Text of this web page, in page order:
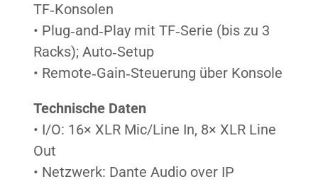
TF‑Konsolen
• Plug‑and‑Play mit TF‑Serie (bis zu 3
Racks); Auto‑Setup
• Remote‑Gain‑Steuerung über Konsole
Technische Daten
• I/O: 16× XLR Mic/Line In, 8× XLR Line
Out
• Netzwerk: Dante Audio over IP